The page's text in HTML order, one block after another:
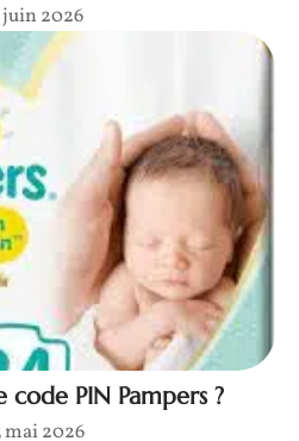
juin 2026
PIN Pampers ?
mai 2026